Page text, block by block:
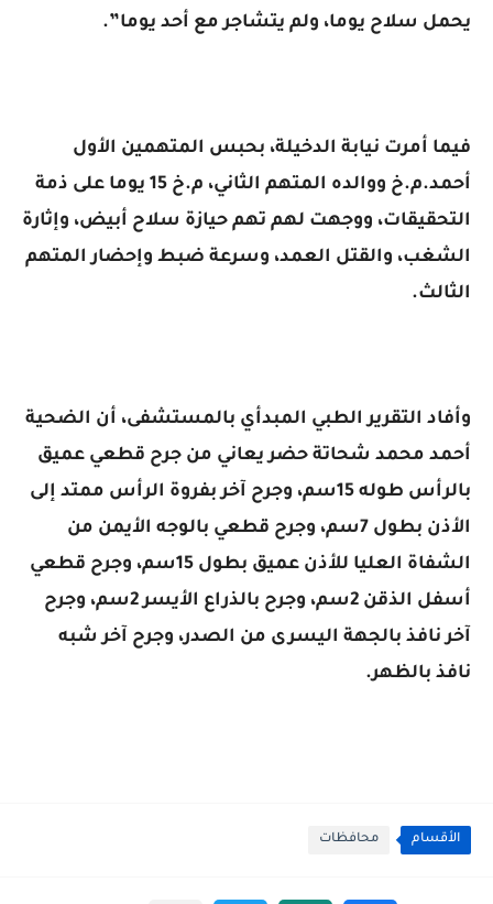
يحمل سلاح يوما، ولم يتشاجر مع أحد يوما”.
فيما أمرت نيابة الدخيلة، بحبس المتهمين الأول
أحمد.م.خ ووالده المتهم الثاني، م.خ 15 يوما على ذمة
التحقيقات، ووجهت لهم تهم حيازة سلاح أبيض، وإثارة
الشغب، والقتل العمد، وسرعة ضبط وإحضار المتهم
الثالث.
وأفاد التقرير الطبي المبدأي بالمستشفى، أن الضحية
أحمد محمد شحاتة حضر يعاني من جرح قطعي عميق
بالرأس طوله 15سم، وجرح آخر بفروة الرأس ممتد إلى
الأذن بطول 7سم، وجرح قطعي بالوجه الأيمن من
الشفاة العليا للأذن عميق بطول 15سم، وجرح قطعي
أسفل الذقن 2سم، وجرح بالذراع الأيسر 2سم، وجرح
آخر نافذ بالجهة اليسرى من الصدر، وجرح آخر شبه
نافذ بالظهر.
الأقسام محافظات